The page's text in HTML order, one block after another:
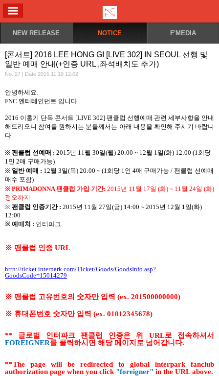
NEW RELEASE NOTICE F'MEDIA
[콘서트] 2016 LEE HONG GI [LIVE 302] IN SEOUL 선행 및
일반 예매 안내(+인증 URL ,좌석배치도 추가)
No. 27 | Date 2015.11.19 12:02
안녕하세요.
FNC 엔터테인먼트 입니다
2016 이홍기 단독 콘서트 [LIVE 302] 팬클럽 선행예매 관련 세부사항을 안내
해드리오니 참여를 원하시는 분들께서는 아래 내용을 확인해 주시기 바랍니
다
※ 팬클럽 선예매 : 2015년 11월 30일(월) 20:00 ~ 12월 1일(화) 12:00 (1회당
1인 2매 구매가능)
※ 일반 예매 : 12월 3일(목) 20:00 ~ (1회당 1인 4매 구매가능 / 팬클럽 선예매
매수 포함)
※ PRIMADONNA팬클럽 가입 기간: 2015년 11월 17일 (화) ~ 11월 24일 (화)
정오까지
※ 팬클럽 인증기간: 2015년 11월 27일(금) 14:00 ~ 2015년 12월 1일(화)
12:00
※ 예매처 : 인터파크
※ 팬클럽 인증 URL
http://ticket.interpark.com/Ticket/Goods/GoodsInfo.asp?
GoodsCode=15014279
※ 팬클럽 고유번호의 숫자만 입력 (ex. 201500000000)
※ 휴대폰번호 숫자만 입력 (ex. 01012345678)
** 글로벌 인터파크 팬클럽 인증은 위 URL로 접속하셔서
FOREIGNER를 클릭하시면 해당 페이지로 넘어갑니다.
**The page will be redirected to global interpark fanclub
authorization page when you click "foreigner" in the URL above.